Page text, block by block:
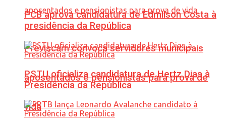
Previscam convoca servidores municipais
aposentados e pensionistas para prova de
vida
PCB aprova candidatura de Edmilson Costa à
presidência da República
PSTU oficializa candidatura de Hertz Dias à
Presidência da República